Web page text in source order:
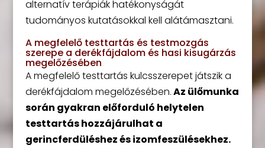
alternatív terápiák hatékonyságát
tudományos kutatásokkal kell alátámasztani.
A megfelelő testtartás és testmozgás
szerepe a derékfájdalom és hasi kisugárzás
megelőzésében
A megfelelő testtartás kulcsszerepet játszik a
derékfájdalom megelőzésében.Az ülőmunka
során gyakran előforduló helytelen
testtartás hozzájárulhat a
gerincferdüléshez és izomfeszülésekhez.